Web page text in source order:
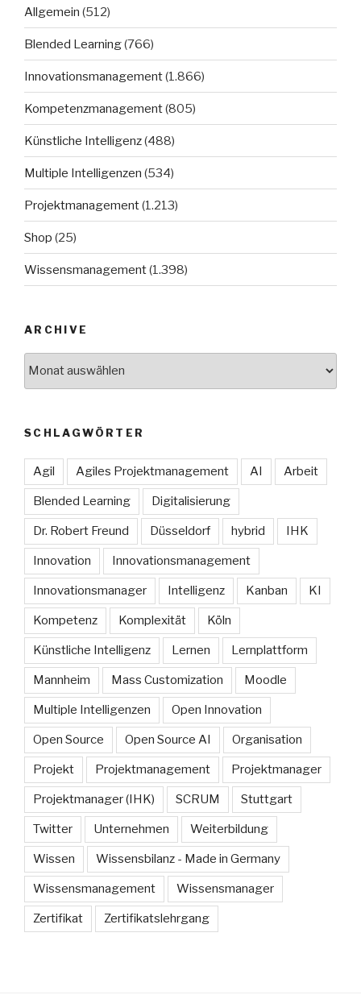
Allgemein (512)
Blended Learning(766)
Innovationsmanagement(1.866)
Kompetenzmanagement(805)
Künstliche Intelligenz(488)
Multiple Intelligenzen (534)
Projektmanagement(1.213)
Shop (25)
Wissensmanagement(1.398)
ARCHIVE
SCHLAGWÖRTER
Agil Agiles Projektmanagement AI Arbeit
Blended Learning Digitalisierung
Dr. Robert Freund Düsseldorf hybrid IHK
Innovation Innovationsmanagement
Innovationsmanager Intelligenz Kanban KI
Kompetenz Komplexität Köln
Künstliche Intelligenz Lernen Lernplattform
Mannheim Mass Customization Moodle
Multiple Intelligenzen Open Innovation
Open Source Open Source AI Organisation
Projekt Projektmanagement Projektmanager
Projektmanager (IHK) SCRUM Stuttgart
Twitter Unternehmen Weiterbildung
Wissen Wissensbilanz - Made in Germany
Wissensmanagement Wissensmanager
Zertifikat Zertifikatslehrgang